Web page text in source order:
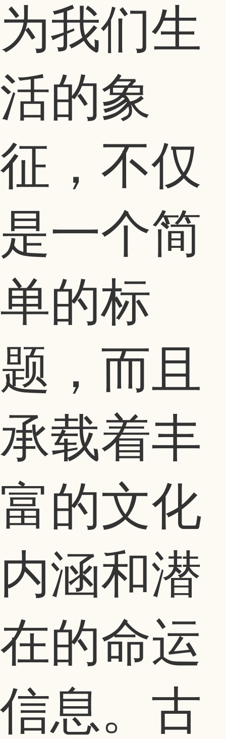
为我们生
活的象
征，不仅
是一个简
单的标
题，而且
承载着丰
富的文化
内涵和潜
在的命运
信息。古